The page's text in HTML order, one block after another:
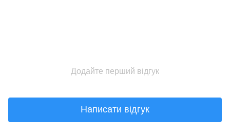
Додайте перший відгук
Написати відгук